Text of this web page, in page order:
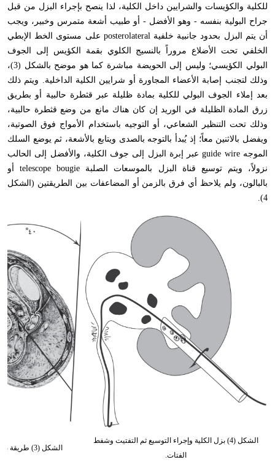
للكلية والكؤيسات والشرايين داخل الكلية، لذا ينصح بإجراء البزل من قبل
جراح البولية بنفسه - وهو الأفضل - أو طبيب أشعة متمرس وخبير، ويجب
أن يتم البزل بحدود جانبية خلفية posterolateral على مستوى الخط الإبطي
الخلفي تحت الأضلاع مروراً بالنسيج الكلوي بقمة الكؤيس إلى الجوف
البولي الكؤيسي؛ وليس إلى الحويضة مباشرة كما هو موضح بالشكل (3)،
وذلك لتجنب إصابة الأعضاء المجاورة أو شرايين الكلية الداخلية. ويتم ذلك
بعد إملاء الجوف البولي للكلية بمادة ظليلة عبر قثطرة حالبية أو بطريق
زرق المادة الظليلة في الوريد إن كان هناك مانع من وضع قثطرة حالبية،
وذلك تحت التنظير الشعاعي، أو التوجيه باستخدام الأمواج فوق الصوتية،
ويفضل بالاثنين معاً؛ إذ يُبدأ بالتوجه بالصدى ويتابع بالأشعة، ثم يوضع السلك
الموجه guide wire عبر إبرة البزل إلى جوف الكلية، والأفضل إلى الحالب
نزولاً، ويتم توسيع قناة البزل بالموسعات الصلبة telescope bougie
أو
بالبالون، ولم يلاحظ أي فرق بالزمن أو المضاعفات بين الطريقتين (الشكل
4).
الشكل (4) بزل الكلية وإجراء التوسيع ثم التفتيت وشفط
الفتات.
الشكل (3) طريقة بزل الجوف البولي والكؤيسات.